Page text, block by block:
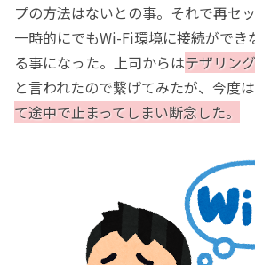
プの方法はないとの事。それで再セ
一時的にでもWi-Fi環境に接続ができ
る事になった。上司からはテザリン
と言われたので繋げてみたが、今度は
て途中で止まってしまい断念した。